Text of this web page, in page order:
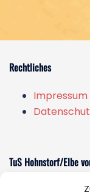
Rechtliches
Impressum
TuS Hohnstorf/Elbe
Am